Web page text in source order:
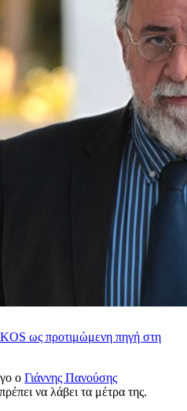
ως προτιμώμενη πηγή στη
ο Γιάννης Πανούσης
να λάβει τα μέτρα της.